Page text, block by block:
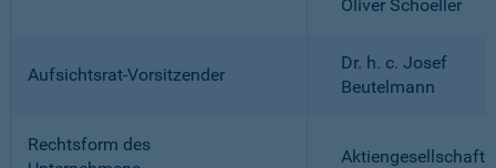
Oliver Schoeller
Aufsichtsrat-Vorsitzender
Dr. h. c. Josef
Beutelmann
Rechtsform des
Aktiengesellschaft